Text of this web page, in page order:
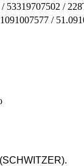
53319707502 /
/